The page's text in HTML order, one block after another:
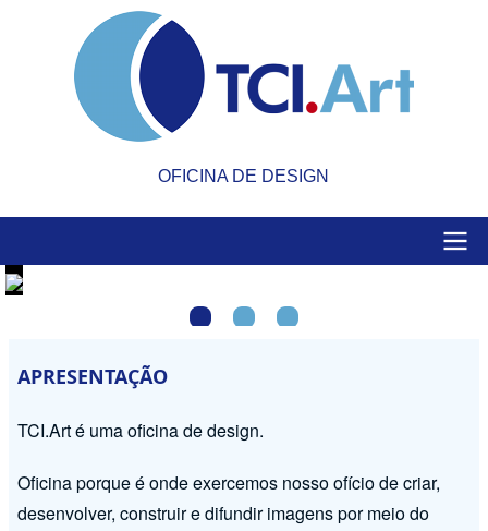
OFICINA DE DESIGN
Main
APRESENTAÇÃO
TCI.Art é uma oficina de design.
Oficina porque é onde exercemos nosso ofício de criar,
desenvolver, construir e difundir imagens por meio do